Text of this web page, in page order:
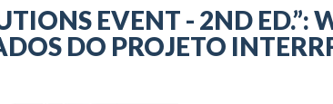
EVENT - 2ND ED.”:
DO PROJETO